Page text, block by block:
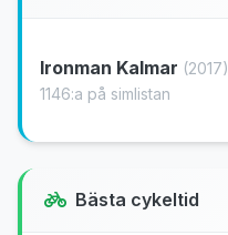
Ironman Kalmar (2017)
1146:a på simlistan
Bästa cykeltid